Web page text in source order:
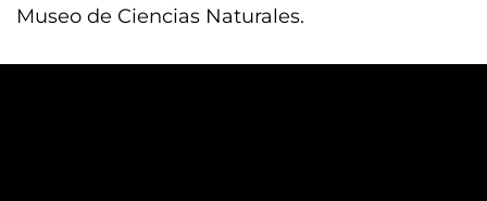
Museo de Ciencias Naturales.